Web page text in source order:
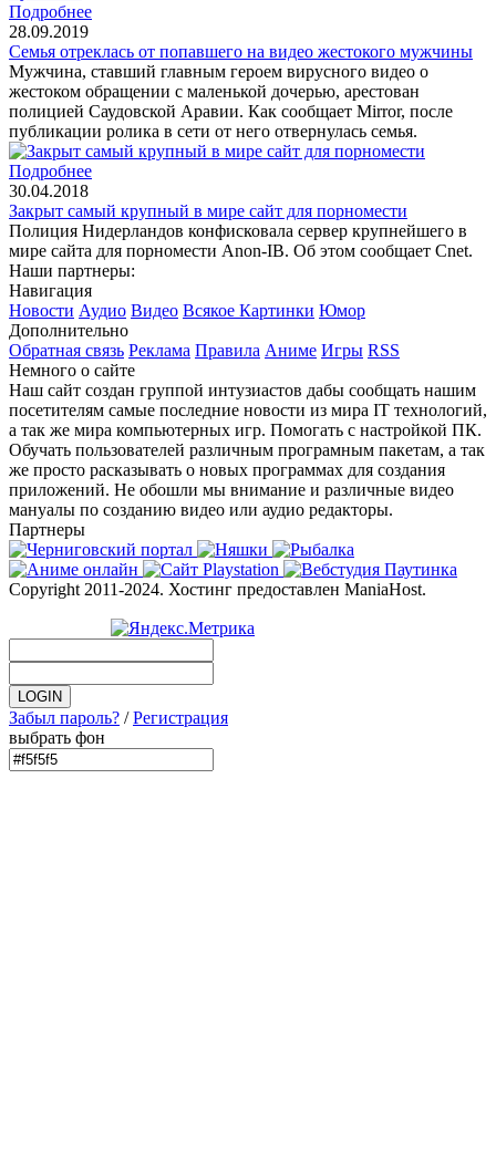
Подробнее
28.09.2019
Семья отреклась от попавшего на видео жестокого мужчины
Мужчина, ставший главным героем вирусного видео о
жестоком обращении с маленькой дочерью, арестован
полицией Саудовской Аравии. Как сообщает Mirror, после
публикации ролика в сети от него отвернулась семья.
Подробнее
30.04.2018
Закрыт самый крупный в мире сайт для порномести
Полиция Нидерландов конфисковала сервер крупнейшего в
мире сайта для порномести Anon-IB. Об этом сообщает Cnet.
Наши партнеры:
Навигация
Новости Аудио Видео Всякое Картинки Юмор
Дополнительно
Обратная связь Реклама Правила Аниме Игры RSS
Немного о сайте
Наш сайт создан группой интузиастов дабы сообщать нашим
посетителям самые последние новости из мира IT технологий,
а так же мира компьютерных игр. Помогать с настройкой ПК.
Обучать пользователей различным програмным пакетам, а так
же просто расказывать о новых программах для создания
приложений. Не обошли мы внимание и различные видео
мануалы по созданию видео или аудио редакторы.
Партнеры
Copyright 2011-2024. Хостинг предоставлен ManiaHost.
Забыл пароль? /Регистрация
выбрать фон